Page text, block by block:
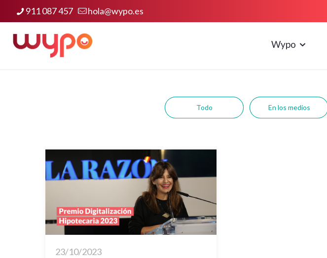
911 087 457 hola@wypo.es
Wypo
Todo En los medios
23/10/2023